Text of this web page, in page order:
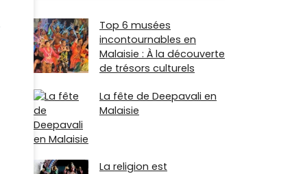
Top 6 musées
incontournables en
Malaisie : À la découverte
de trésors culturels
La fête de Deepavali en
Malaisie
La religion est